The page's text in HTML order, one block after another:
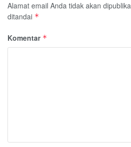
Alamat email Anda tidak akan
ditandai *
Komentar *